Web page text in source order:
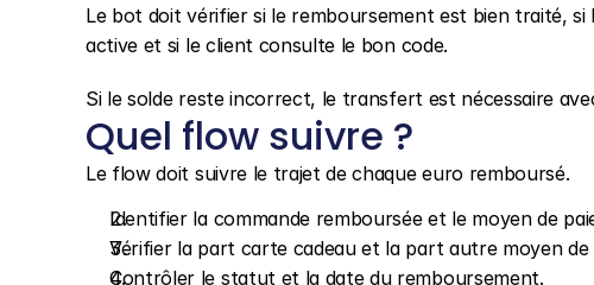
Le bot doit vérifier si le remboursement est bien traité,
active et si le client consulte le bon code.
Si le solde reste incorrect, le transfert est nécessaire
Quel flow suivre ?
Le flow doit suivre le trajet de chaque euro remboursé.
Identifier la commande remboursée et le moyen de
Vérifier la part carte cadeau et la part autre moyen de
Contrôler le statut et la date du remboursement.